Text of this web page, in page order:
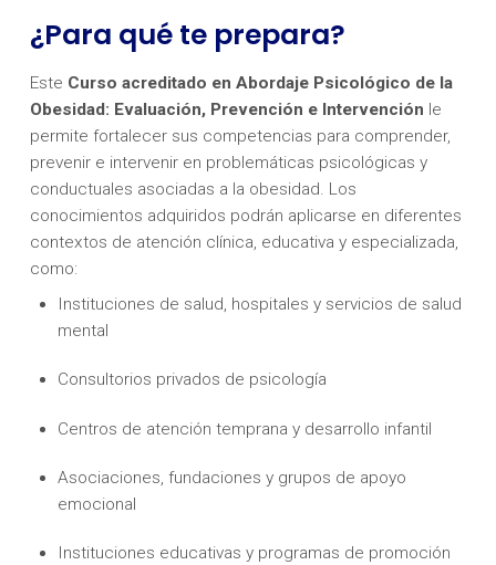
¿Para qué te prepara?
Este Curso acreditado en Abordaje Psicológico de la
Obesidad: Evaluación, Prevención e Intervención le
permite fortalecer sus competencias para comprender,
prevenir e intervenir en problemáticas psicológicas y
conductuales asociadas a la obesidad. Los
conocimientos adquiridos podrán aplicarse en diferentes
contextos de atención clínica, educativa y especializada,
como:
Instituciones de salud, hospitales y servicios de salud
mental
Consultorios privados de psicología
Centros de atención temprana y desarrollo infantil
Asociaciones, fundaciones y grupos de apoyo
emocional
Instituciones educativas y programas de promoción